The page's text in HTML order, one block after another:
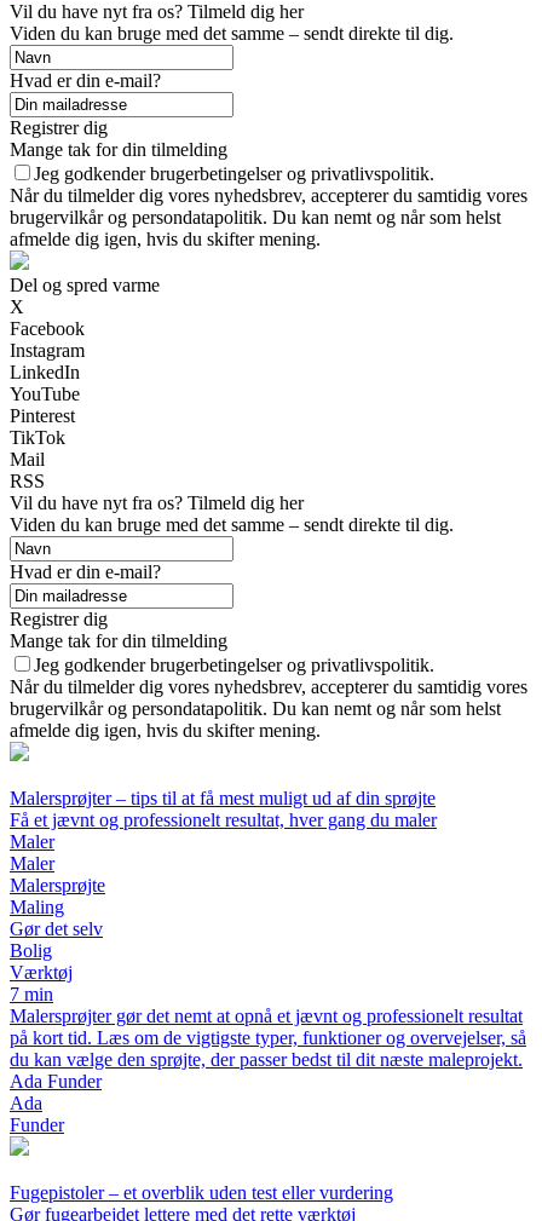
Vil du have nyt fra os? Tilmeld dig her
Viden du kan bruge med det samme – sendt direkte til dig.
Hvad er din e-mail?
Registrer dig
Mange tak for din tilmelding
Jeg godkender brugerbetingelser og privatlivspolitik.
Når du tilmelder dig vores nyhedsbrev, accepterer du samtidig vores
brugervilkår og persondatapolitik. Du kan nemt og når som helst
afmelde dig igen, hvis du skifter mening.
Del og spred varme
X
Facebook
Instagram
LinkedIn
YouTube
Pinterest
TikTok
Mail
RSS
Vil du have nyt fra os? Tilmeld dig her
Viden du kan bruge med det samme – sendt direkte til dig.
Hvad er din e-mail?
Registrer dig
Mange tak for din tilmelding
Jeg godkender brugerbetingelser og privatlivspolitik.
Når du tilmelder dig vores nyhedsbrev, accepterer du samtidig vores
brugervilkår og persondatapolitik. Du kan nemt og når som helst
afmelde dig igen, hvis du skifter mening.
Malersprøjter – tips til at få mest muligt ud af din sprøjte
Få et jævnt og professionelt resultat, hver gang du maler
Maler
Maler
Malersprøjte
Maling
Gør det selv
Bolig
Værktøj
7 min
Malersprøjter gør det nemt at opnå et jævnt og professionelt resultat
på kort tid. Læs om de vigtigste typer, funktioner og overvejelser, så
du kan vælge den sprøjte, der passer bedst til dit næste maleprojekt.
Ada Funder
Ada
Funder
Fugepistoler – et overblik uden test eller vurdering
Gør fugearbejdet lettere med det rette værktøj